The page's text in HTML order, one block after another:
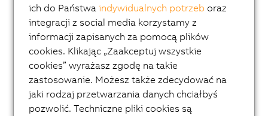
ich do Państwaindywidualnych potrzeb oraz
integracji z social media korzystamy z
informacji zapisanych za pomocą plików
cookies. Klikając „Zaakceptuj wszystkie
cookies” wyrażasz zgodę na takie
zastosowanie. Możesz także zdecydować na
jaki rodzaj przetwarzania danych chciałbyś
pozwolić. Techniczne pliki cookies są